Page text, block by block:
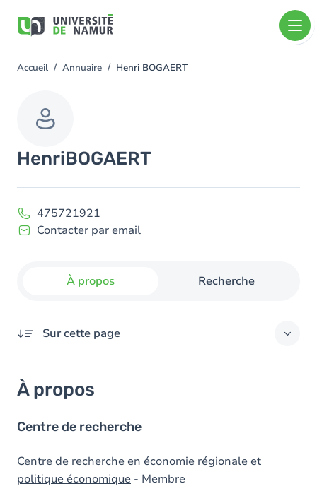
contenu
You
Accueil Annuaire Henri BOGAERT
HenriBOGAERT
475721921
Contacter par email
À propos Recherche
Sur cette page
Domaines d'expertises
Responsabilités externes
Diplômes
Prix
À propos
Centre de recherche
Centre de recherche en économie régionale et
politique économique - Membre